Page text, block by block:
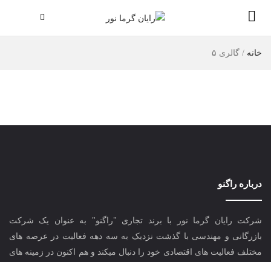
خانه / گالری ۵
درباره راگنو
شرکت رایان گرما نور با برند تجاری "راگنو" به عنوان یک شرکت
بازرگانی و مهندسی با گذشت نزدیک به سه دهه فعالیت در عرصه های
مختلف فعالیت های اقتصادی خود را دنبال میکند و هم اکنون در زمینه های